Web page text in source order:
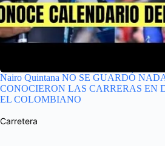
Nairo Quintana NO SE GUARDÓ
CONOCIERON LAS CARRERAS EN
EL COLOMBIANO
Carretera